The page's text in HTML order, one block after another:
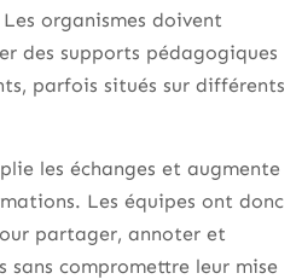
organismes doivent
des supports pédagogiques
parfois situés sur différents
les échanges et augmente
Les équipes ont donc
partager, annoter et
sans compromettre leur mise